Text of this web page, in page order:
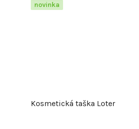
novinka
Kosmetická taška Loter